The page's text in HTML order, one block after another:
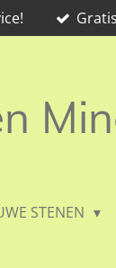
STENEN